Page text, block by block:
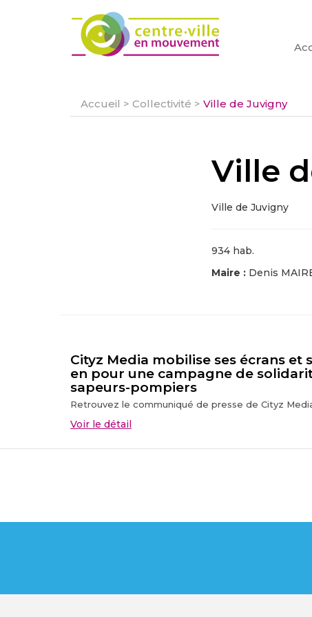
Accueil > Collectivité > Ville de Juvigny
Ville
Ville de Juvigny
934 hab.
Maire : Denis
Cityz Media mobilise ses écrans
en pour une campagne de
sapeurs-pompiers
Retrouvez le communiqué de presse de Cityz
Voir le détail